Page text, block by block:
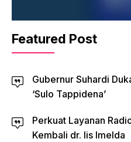
Featured Post
Gubernur Suhardi
‘Sulo Tappidena’
Perkuat Layanan
Kembali dr. Iis Imelda